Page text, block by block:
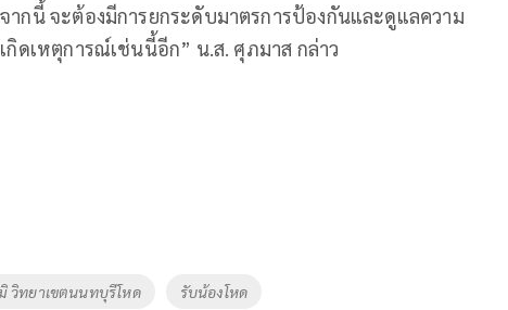
กนี้ จะต้องมีการยกระดับมาตรการป้องกันและดูแลความ
ดเหตุการณ์เช่นนี้อีก” น.ส. ศุภมาส กล่าว
วิทยาเขตนนทบุรีโหด รับน้องโหด